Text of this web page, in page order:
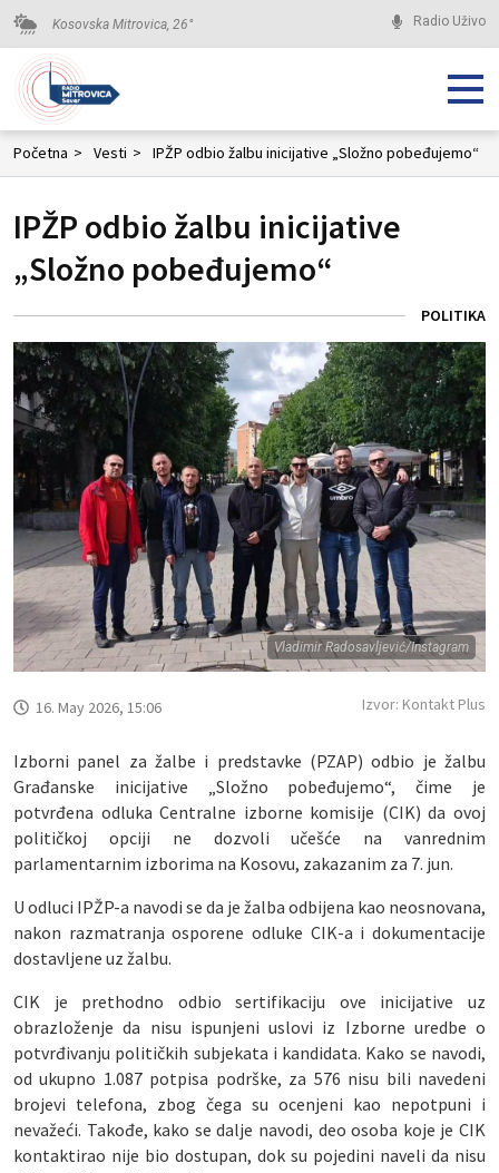
Kosovska Mitrovica, 26° Radio Uživo
Početna > Vesti > IPŽP odbio žalbu inicijative „Složno pobeđujemo“
IPŽP odbio žalbu inicijative
„Složno pobeđujemo“
POLITIKA
Vladimir Radosavljević/Instagram
16. May 2026, 15:06 Izvor: Kontakt Plus
Izborni panel za žalbe i predstavke (PZAP) odbio je žalbu
Građanske inicijative „Složno pobeđujemo“, čime je
potvrđena odluka Centralne izborne komisije (CIK) da ovoj
političkoj opciji ne dozvoli učešće na vanrednim
parlamentarnim izborima na Kosovu, zakazanim za 7. jun.
U odluci IPŽP-a navodi se da je žalba odbijena kao neosnovana,
nakon razmatranja osporene odluke CIK-a i dokumentacije
dostavljene uz žalbu.
CIK je prethodno odbio sertifikaciju ove inicijative uz
obrazloženje da nisu ispunjeni uslovi iz Izborne uredbe o
potvrđivanju političkih subjekata i kandidata. Kako se navodi,
od ukupno 1.087 potpisa podrške, za 576 nisu bili navedeni
brojevi telefona, zbog čega su ocenjeni kao nepotpuni i
nevažeći. Takođe, kako se dalje navodi, deo osoba koje je CIK
kontaktirao nije bio dostupan, dok su pojedini naveli da nisu